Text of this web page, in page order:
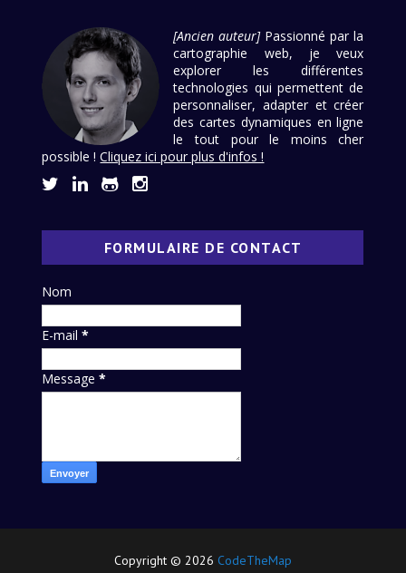
[Ancien auteur]Passionné par la
cartographie web, je veux
explorer les différentes
technologies qui permettent de
personnaliser, adapter et créer
des cartes dynamiques en ligne
le tout pour le moins cher
possible !Cliquez ici pour plus d'infos !
FORMULAIRE DE CONTACT
Nom
E-mail*
Message*
Copyright © 2026 CodeTheMap